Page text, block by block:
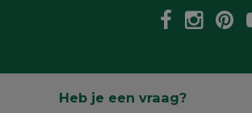
Heb je een vraag?